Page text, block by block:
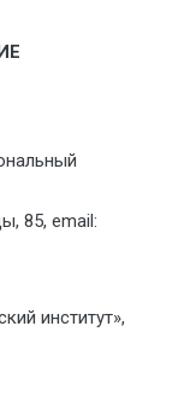
85, email:
институт»,